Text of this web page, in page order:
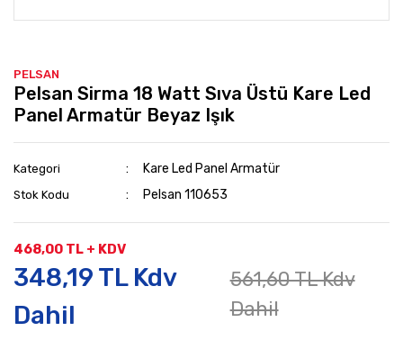
PELSAN
Pelsan Sirma 18 Watt Sıva Üstü Kare Led
Panel Armatür Beyaz Işık
Kategori Kare Led Panel Armatür
Stok Kodu Pelsan 110653
468,00 TL + KDV
348,19 TL Kdv
Dahil
561,60 TL Kdv
Dahil